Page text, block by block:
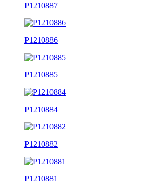
P1210887
P1210886
P1210885
P1210884
P1210882
P1210881